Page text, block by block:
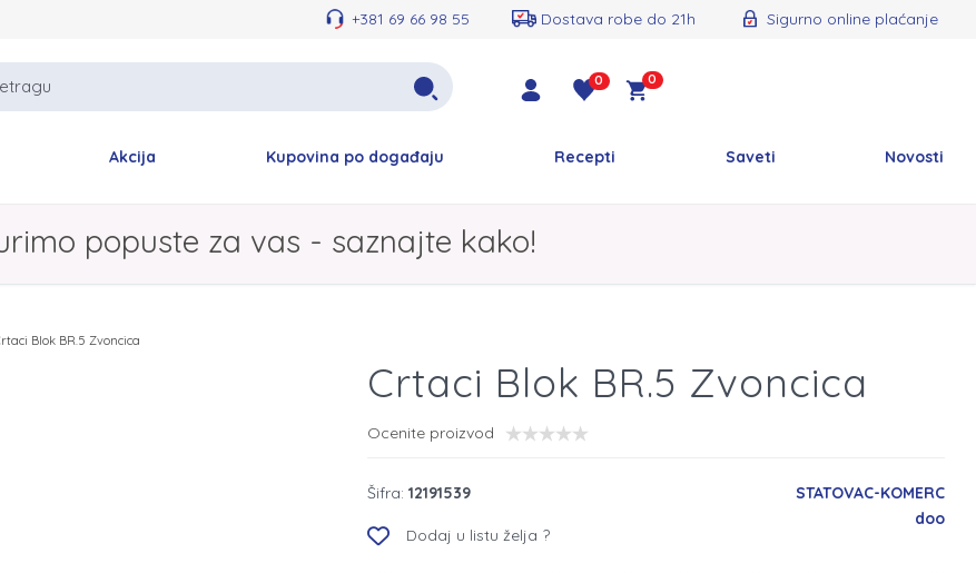
+381 69 66 98 55 Dostava robe do 21h Sigurno online plaćanje
0 0
Akcija Kupovina po događaju Recepti Saveti Novosti
popuste za vas - saznajte kako!
Blok BR.5 Zvoncica
Crtaci Blok BR.5 Zvoncica
Ocenite proizvod
Šifra: 12191539
Dodaj u listu želja ?
STATOVAC-KOMERC
doo